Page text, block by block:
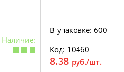
Наличие:
В упаковке: 600
Код: 10460
8.38 руб./шт.